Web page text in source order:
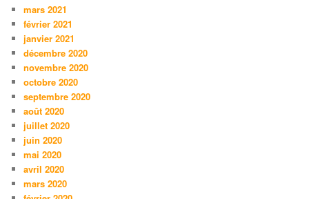
mars 2021
février 2021
janvier 2021
décembre 2020
novembre 2020
octobre 2020
septembre 2020
août 2020
juillet 2020
juin 2020
mai 2020
avril 2020
mars 2020